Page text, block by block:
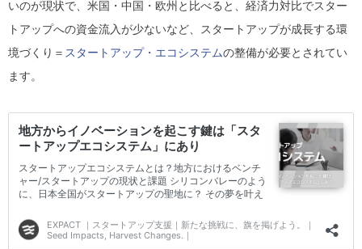
いのが現状で、米国・中国・欧州と比べると、経済力対比でスター
トアップへの資金流入が少ないなど、スタートアップが成長する環
境づくり＝ スタートアップ・エコシステムの整備が必要とされてい
ます。